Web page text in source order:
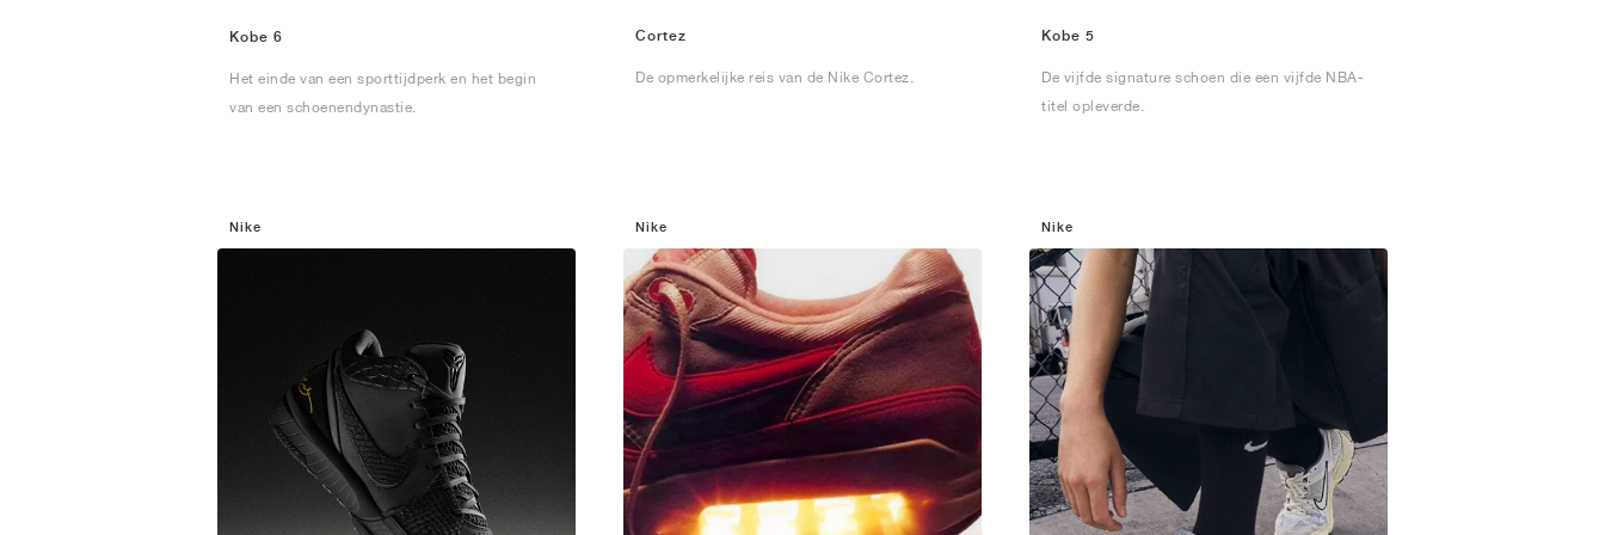
Kobe 6
Het einde van een sporttijdperk en het begin
van een schoenendynastie.
Cortez
De opmerkelijke reis van de Nike Cortez.
Kobe 5
De vijfde signature schoen die een vijfde NBA-
titel opleverde.
Nike Nike Nike